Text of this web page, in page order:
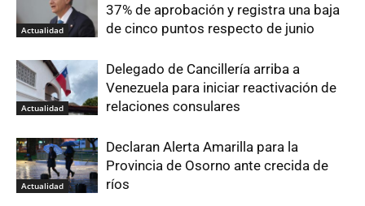
Actualidad
37% de aprobación y registra una baja
de cinco puntos respecto de junio
Actualidad
Delegado de Cancillería arriba a
Venezuela para iniciar reactivación de
relaciones consulares
Actualidad
Declaran Alerta Amarilla para la
Provincia de Osorno ante crecida de
ríos